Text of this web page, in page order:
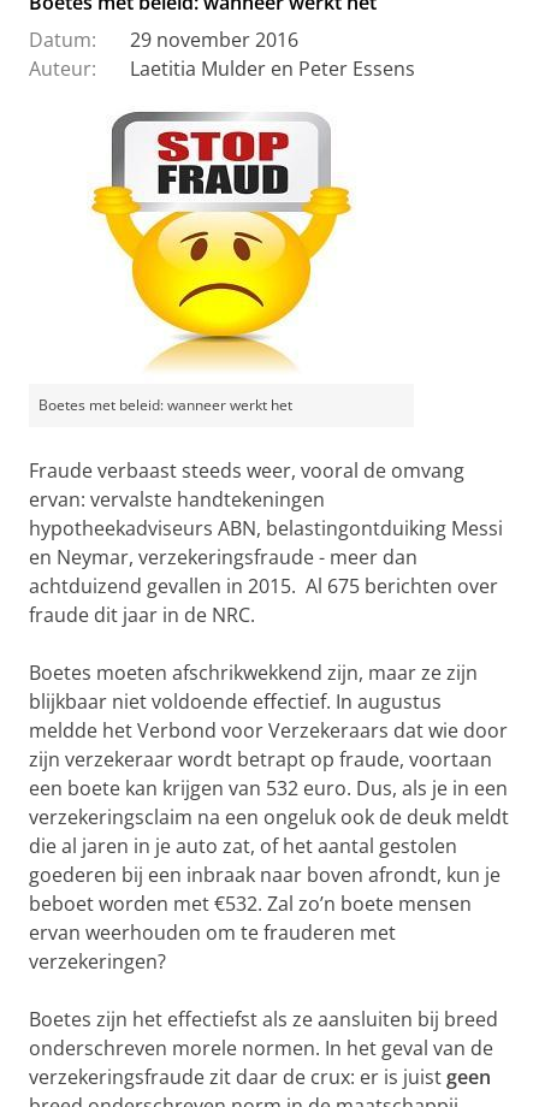
Datum:
29 november 2016
Auteur:
Laetitia Mulder en Peter Essens
Boetes met beleid: wanneer werkt het
Fraude verbaast steeds weer, vooral de omvang
ervan: vervalste handtekeningen
hypotheekadviseurs ABN, belastingontduiking Messi
en Neymar, verzekeringsfraude - meer dan
achtduizend gevallen in 2015. Al 675 berichten over
fraude dit jaar in de NRC.
Boetes moeten afschrikwekkend zijn, maar ze zijn
blijkbaar niet voldoende effectief. In augustus
meldde het Verbond voor Verzekeraars dat wie door
zijn verzekeraar wordt betrapt op fraude, voortaan
een boete kan krijgen van 532 euro. Dus, als je in een
verzekeringsclaim na een ongeluk ook de deuk meldt
die al jaren in je auto zat, of het aantal gestolen
goederen bij een inbraak naar boven afrondt, kun je
beboet worden met €532. Zal zo’n boete mensen
ervan weerhouden om te frauderen met
verzekeringen?
Boetes zijn het effectiefst als ze aansluiten bij breed
onderschreven morele normen. In het geval van de
verzekeringsfraude zit daar de crux: er is juistgeen